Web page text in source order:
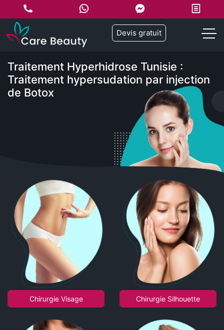
Devis gratuit
Traitement Hyperhidrose Tunisie :
Traitement hypersudation par injection
de Botox
Chirurgie Visage Chirurgie Silhouette